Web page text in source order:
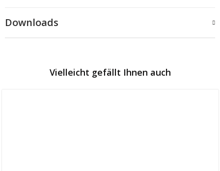
Downloads
Vielleicht gefällt Ihnen auch